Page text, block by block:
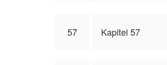
57 Kapitel 57